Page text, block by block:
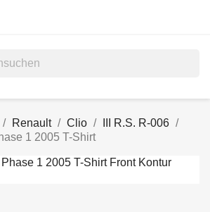
Renault Clio
III R.S. R-006
1 2005 T-Shirt